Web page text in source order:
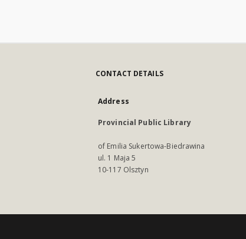
CONTACT DETAILS
Address
Provincial Public Library
of Emilia Sukertowa-Biedrawina
ul. 1 Maja 5
10-117 Olsztyn